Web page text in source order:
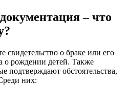
– что
свидетельство о браке или его
о рождении детей. Также
подтверждают обстоятельства,
них: